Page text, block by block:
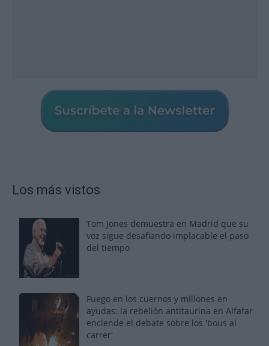
Los más vistos
Tom Jones demuestra en Madrid que su
voz sigue desafiando implacable el paso
del tiempo
Fuego en los cuernos y millones en
ayudas: la rebelión antitaurina en Alfafar
enciende el debate sobre los 'bous al
carrer'